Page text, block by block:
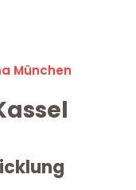
München